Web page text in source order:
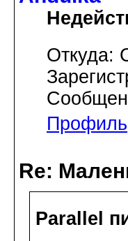
Откуда:
Профиль
Re:
Parallel